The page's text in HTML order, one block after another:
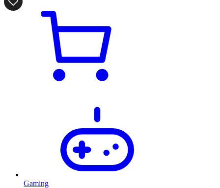
Gaming